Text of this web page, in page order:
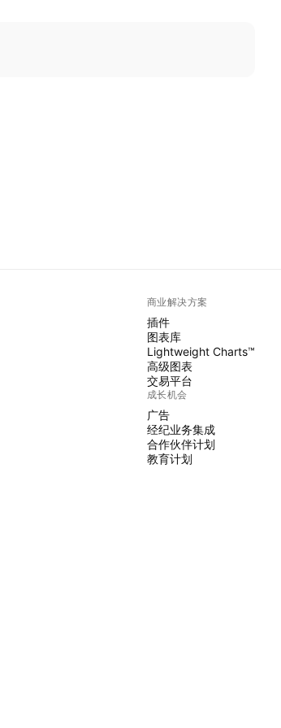
商业解决方案
插件
图表库
Lightweight Charts™
高级图表
交易平台
成长机会
广告
经纪业务集成
合作伙伴计划
教育计划